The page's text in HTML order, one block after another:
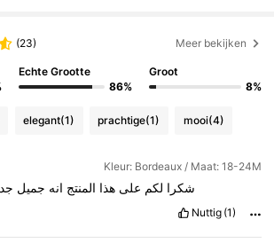
Volgers
(23) Meer bekijken
Echte Grootte
86%
Groot
8%
elegant(1) prachtige(1) mooi(4)
Kleur: Bordeaux / Maat: 18-24M
شكرا لكم على هذا المنتج انه جميل
Nuttig (1)